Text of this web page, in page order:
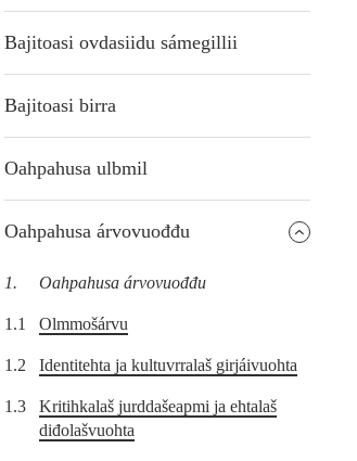
Bajitoasi ovdasiidu sámegillii
Bajitoasi birra
Oahpahusa ulbmil
Oahpahusa árvovuođđu
1. Oahpahusa árvovuođđu
1.1 Olmmošárvu
1.2 Identitehta ja kultuvrralaš girjáivuohta
1.3
Kritihkalaš jurddašeapmi ja ehtalaš
diđolašvuohta